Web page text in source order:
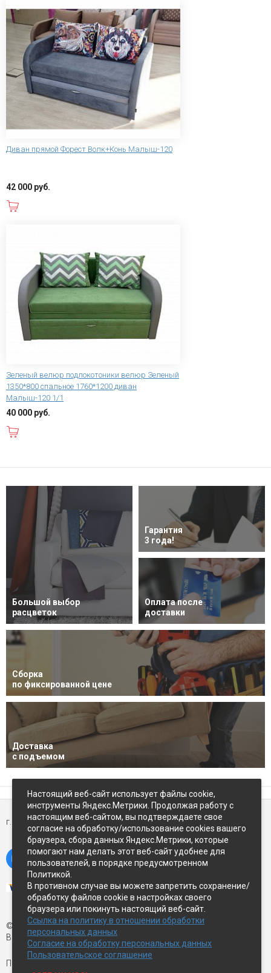
Диван прямой Форест Волк+Конь Малыш-120
42 000 руб.
Зеленый велюр подлокотоники велюр Зеленый
1350*800 спальное 1760*1200 диван
Малыш-120 1/1
40 000 руб.
Большой выбор
расцветок
Гарантия
3 года!
Оплата после
доставки
Сборка
по фиксированной цене
Доставка
с подъемом
г. Петропавловск-Камчатский,ул Восточное-шоссе, д.5
© Экспострой, 2026 г.
Все права защищены
Письмо директору:
Настоящий веб-сайт использует файлы cookie,
инструменты Яндекс.Метрики. Продолжая работу с
настоящим веб-сайтом, вы подтверждаете свое
согласие на обработку/использование cookies вашего
браузера, сбора данных Яндекс.Метрики, которые
помогают нам делать этот веб-сайт удобнее для
пользователей, в порядке предусмотренном
Политикой.
В противном случае вы можете запретить сохранение/
обработку файлов cookie в настройках своего
браузера или покинуть настоящий веб-сайт.
Ссылка на политику в отношении обработки
персональных данных
Согласие на обработку персональных данных
Пользовательское соглашение